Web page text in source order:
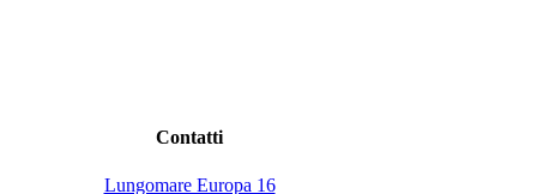
Contatti
Lungomare Europa 16